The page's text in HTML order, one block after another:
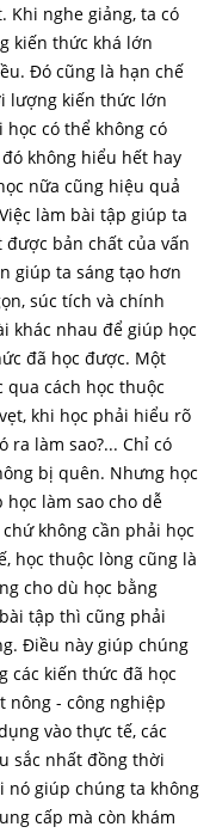
Khi nghe giảng, ta có
kiến thức khá lớn
Đó cũng là hạn chế
lượng kiến thức lớn
có thể không có
không hiểu hết hay
nữa cũng hiệu quả
làm bài tập giúp ta
được bản chất của vấn
giúp ta sáng tạo hơn
súc tích và chính
khác nhau để giúp học
đã học được. Một
cách học thuộc
khi học phải hiểu rõ
ra làm sao?... Chỉ có
bị quên. Nhưng học
làm sao cho dễ
không cần phải học
học thuộc lòng cũng là
cho dù học bằng
tập thì cũng phải
Điều này giúp chúng
các kiến thức đã học
nông - công nghiệp
vào thực tế, các
sắc nhất đồng thời
nó giúp chúng ta không
cấp mà còn khám